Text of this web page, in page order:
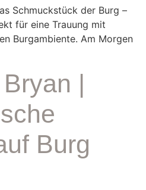
Schmuckstück der Burg –
für eine Trauung mit
Burgambiente. Am Morgen
|
Burg